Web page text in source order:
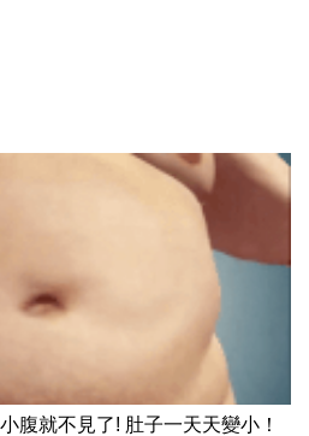
腹就不見了! 肚子一天天變小！